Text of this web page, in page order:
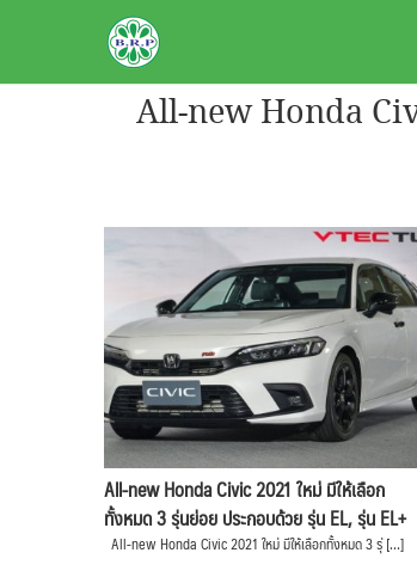
BRPAUTO.COM
All-new Honda
All-new Honda Civic 2021 ใหม่ มีให้เลือก
ทั้งหมด 3 รุ่นย่อย ประกอบด้วย รุ่น EL, รุ่น EL+
และรุ่น RS พร้อมสีตัวถังให้เลือกทั้งหมด 6 สี
All-new Honda Civic 2021 ใหม่ มีให้เลือกทั้งหมด 3 รุ่ […]